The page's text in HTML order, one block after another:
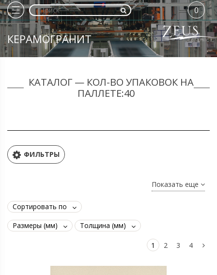
КЕРАМОГРАНИТ
0
КАТАЛОГ — КОЛ-ВО УПАКОВОК НА
ПАЛЛЕТЕ:40
ФИЛЬТРЫ
Показать еще
Сортировать по
Размеры (мм) Толщина (мм)
1 2 3 4